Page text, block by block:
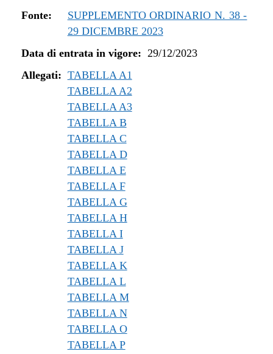
dal 09/04/2024 al 13/05/2024
dal 01/01/2024 al 08/04/2024
Fonte:
SUPPLEMENTO ORDINARIO N. 38 -
29 DICEMBRE 2023
Data di entrata in vigore: 29/12/2023
Allegati: TABELLA A1
TABELLA A2
TABELLA A3
TABELLA B
TABELLA C
TABELLA D
TABELLA E
TABELLA F
TABELLA G
TABELLA H
TABELLA I
TABELLA J
TABELLA K
TABELLA L
TABELLA M
TABELLA N
TABELLA O
TABELLA P